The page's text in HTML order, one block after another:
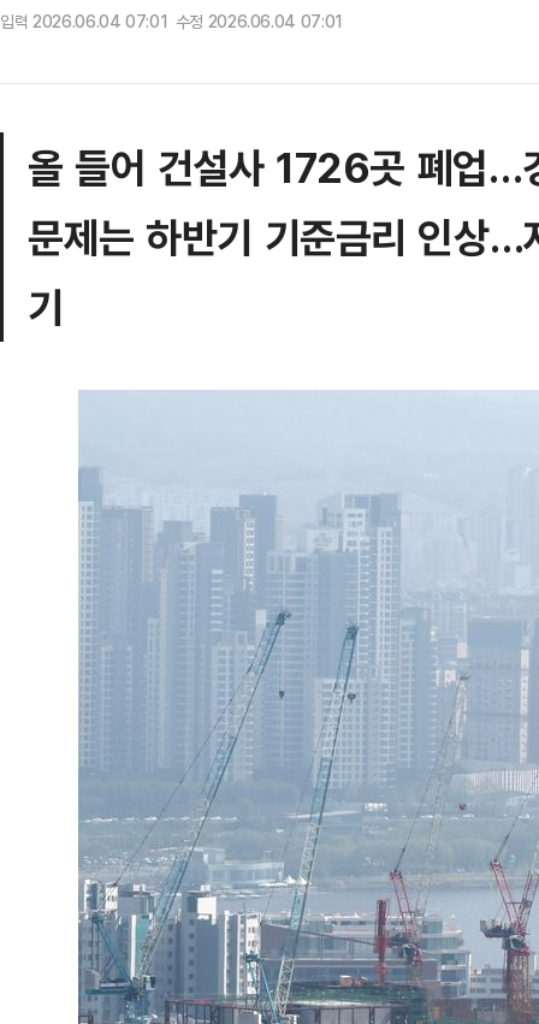
입력 2026.06.04 07:01 수정 2026.06.04 07:01
올 들어 건설사 1726곳 폐업…
문제는 하반기 기준금리 인상
기